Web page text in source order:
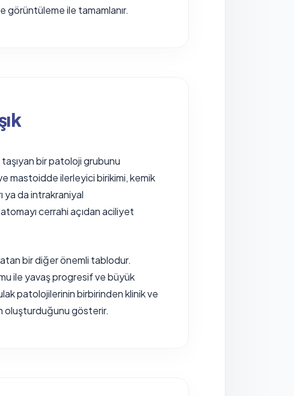
ile tamamlanır.
bir patoloji grubunu
mastoidde ilerleyici birikimi, kemik
ya da intrakraniyal
cerrahi açıdan aciliyet
bir diğer önemli tablodur.
ile yavaş progresif ve büyük
patolojilerinin birbirinden klinik ve
oluşturduğunu gösterir.